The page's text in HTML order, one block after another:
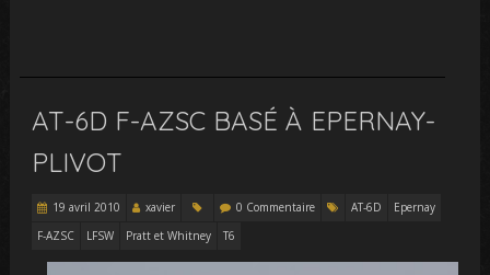
AT-6D F-AZSC BASÉ À EPERNAY-
PLIVOT
19 avril 2010 xavier 0 Commentaire AT-6D
Epernay
F-AZSC
LFSW Pratt et Whitney T6